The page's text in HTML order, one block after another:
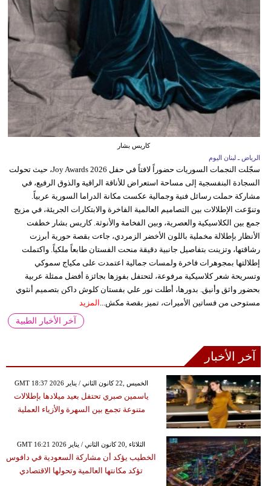
كاريس بشار
الرياض ـ لبنان اليوم
سجّلت النجمات السوريات حضوراً لافتاً في حفل Joy Awards 2026، حيث تحولت
السجادة البنفسجية إلى مساحة استعراض للأناقة الراقية والذوق الرفيع، في
مشاركة حملت رسائل فنية وجمالية عكست مكانة الدراما السورية عربياً.
وتنوّعت الإطلالات بين التصاميم العالمية الفاخرة والابتكارات الجريئة، في مزيج
جمع بين الكلاسيكية والعصرية، وبين الفخامة والأنوثة. كاريس بشار خطفت
الأنظار بإطلالة مخملية باللون الأخضر الزمردي، جاءت بقصة حورية أبرزت
رشاقتها، وتزينت بتفاصيل جانبية دقيقة منحت الفستان طابعاً ملكياً. واكتملت
إطلالتها بمجوهرات فاخرة ولمسات جمالية اعتمدت على مكياج سموكي
وتسريحة شعر كلاسيكية مرفوعة، لتحتفل بفوزها بجائزة أفضل ممثلة عربية
بحضور واثق وأنيق. بدورها، أطلت نور علي بفستان كلوش داكن بتصميم أنثوي
مستوحى من فساتين الأميرات، تميز بقصة مكش... المزيد
آخر الأخبار الطبية
آخر الأخبار
GMT 18:37 2026 الخميس ,22 كانون الثاني / يناير
ياسمين صبري تحتفل بعيد ميلادها بإطلالات
متنوعة تجمع بين السهرة والأزياء العملية
GMT 16:21 2026 الثلاثاء ,20 كانون الثاني / يناير
الخطيب يؤكد أن مشاركة السعودية في دافوس
تؤكد مكانتها العالمية وتحولها الاقتصادي